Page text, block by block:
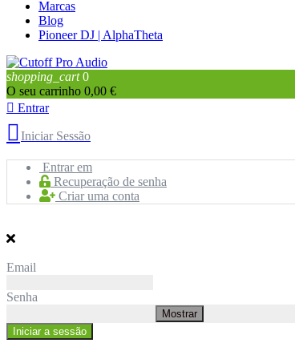
Marcas
Blog
Pioneer DJ | AlphaTheta
shopping_cart 0
O seu carrinho 0,00 €
 Entrar
Iniciar Sessão
Entrar em
Recuperação de senha
Criar uma conta
Email
Senha
Mostrar
Iniciar a sessão